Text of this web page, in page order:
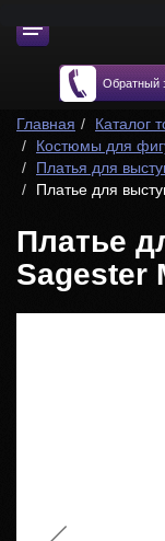
Обратный
Главная
Каталог
Костюмы для
Платья для
Платье для
Платье
Sagester